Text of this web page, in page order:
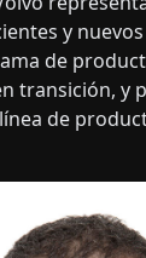
y
de
transición, y
de